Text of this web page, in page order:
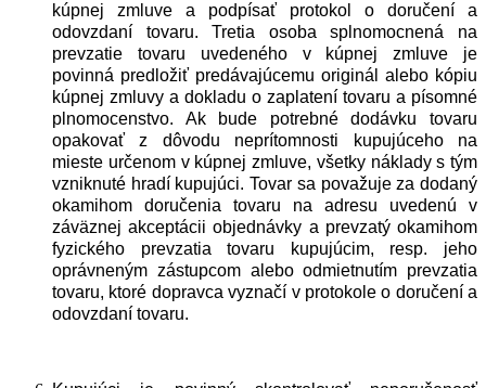
kúpnej zmluve a podpísať protokol o doručení a
odovzdaní tovaru. Tretia osoba splnomocnená na
prevzatie tovaru uvedeného v kúpnej zmluve je
povinná predložiť predávajúcemu originál alebo kópiu
kúpnej zmluvy a dokladu o zaplatení tovaru a písomné
plnomocenstvo. Ak bude potrebné dodávku tovaru
opakovať z dôvodu neprítomnosti kupujúceho na
mieste určenom v kúpnej zmluve, všetky náklady s tým
vzniknuté hradí kupujúci. Tovar sa považuje za dodaný
okamihom doručenia tovaru na adresu uvedenú v
záväznej akceptácii objednávky a prevzatý okamihom
fyzického prevzatia tovaru kupujúcim, resp. jeho
oprávneným zástupcom alebo odmietnutím prevzatia
tovaru, ktoré dopravca vyznačí v protokole o doručení a
odovzdaní tovaru.